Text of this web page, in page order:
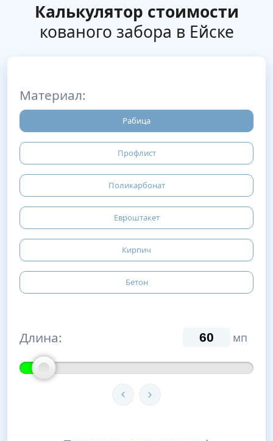
Калькулятор стоимости
кованого забора в Ейске
Материал:
Рабица
Профлист
Поликарбонат
Евроштакет
Кирпич
Бетон
Длина: мп